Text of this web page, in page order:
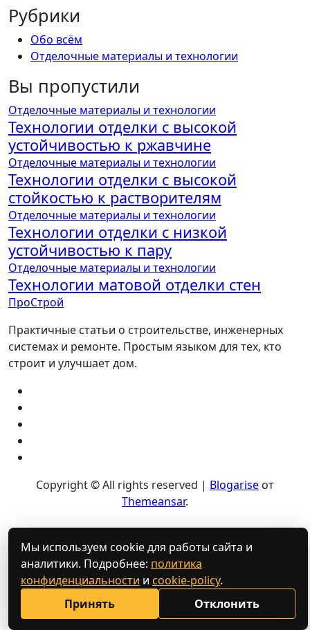
Рубрики
Обо всём
Отделочные материалы и технологии
Вы пропустили
Отделочные материалы и технологии
Технологии отделки с высокой
устойчивостью к ржавчине
Отделочные материалы и технологии
Технологии отделки с высокой
стойкостью к растворителям
Отделочные материалы и технологии
Технологии отделки с низкой
устойчивостью к пару
Отделочные материалы и технологии
Технологии матовой отделки стен
ПроСтрой
Практичные статьи о строительстве, инженерных
системах и ремонте. Простым языком для тех, кто
строит и улучшает дом.
Copyright © All rights reserved | Blogarise от
Themeansar.
Мы используем cookie для работы сайта и
аналитики. Подробнее: политика
конфиденциальности и cookie-policy.
Принять
Отклонить